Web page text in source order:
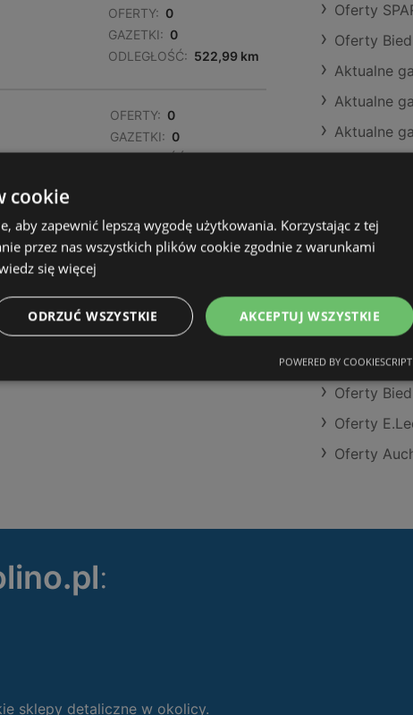
OFERTY: 0
GAZETKI: 0
ODLEGŁOŚĆ: 522,99 km
OFERTY: 0
GAZETKI: 0
ODLEGŁOŚĆ: 610,69 km
GAZETKI:
0
ODLEGŁOŚĆ:
611,52 km
Oferty
Oferty
Aktualne
Aktualne
Aktualne
Aktualne
Aktualne
Sklepy
Podobne
Oferty Aldi
Oferty
Oferty
Oferty
Oferty
:
sklepy detaliczne w okolicy.
cookie
aby zapewnić lepszą wygodę użytkowania. Korzystając z tej
przez nas wszystkich plików cookie zgodnie z warunkami
się więcej
AKCEPTUJ WSZYSTKIE
ODRZUĆ WSZYSTKIE
POWERED BY COOKIESCRIPT